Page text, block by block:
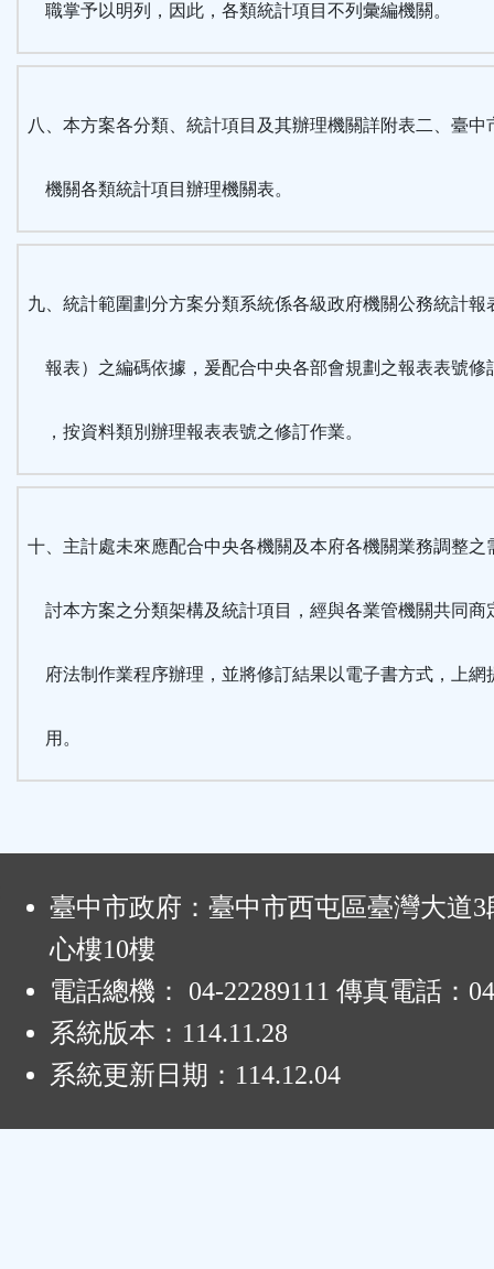
職掌予以明列，因此，各類統計項目不列彙編機關。
八、本方案各分類、統計項目及其辦理機關詳附表二、臺中
機關各類統計項目辦理機關表。
九、統計範圍劃分方案分類系統係各級政府機關公務統計報
報表）之編碼依據，爰配合中央各部會規劃之報表表號修
，按資料類別辦理報表表號之修訂作業。
十、主計處未來應配合中央各機關及本府各機關業務調整之
討本方案之分類架構及統計項目，經與各業管機關共同商
府法制作業程序辦理，並將修訂結果以電子書方式，上網
用。
臺中市政府：臺中市西屯區臺灣大道3
心樓10樓
電話總機： 04-22289111 傳真電話：
系統版本： 114.11.28
系統更新日期： 114.12.04